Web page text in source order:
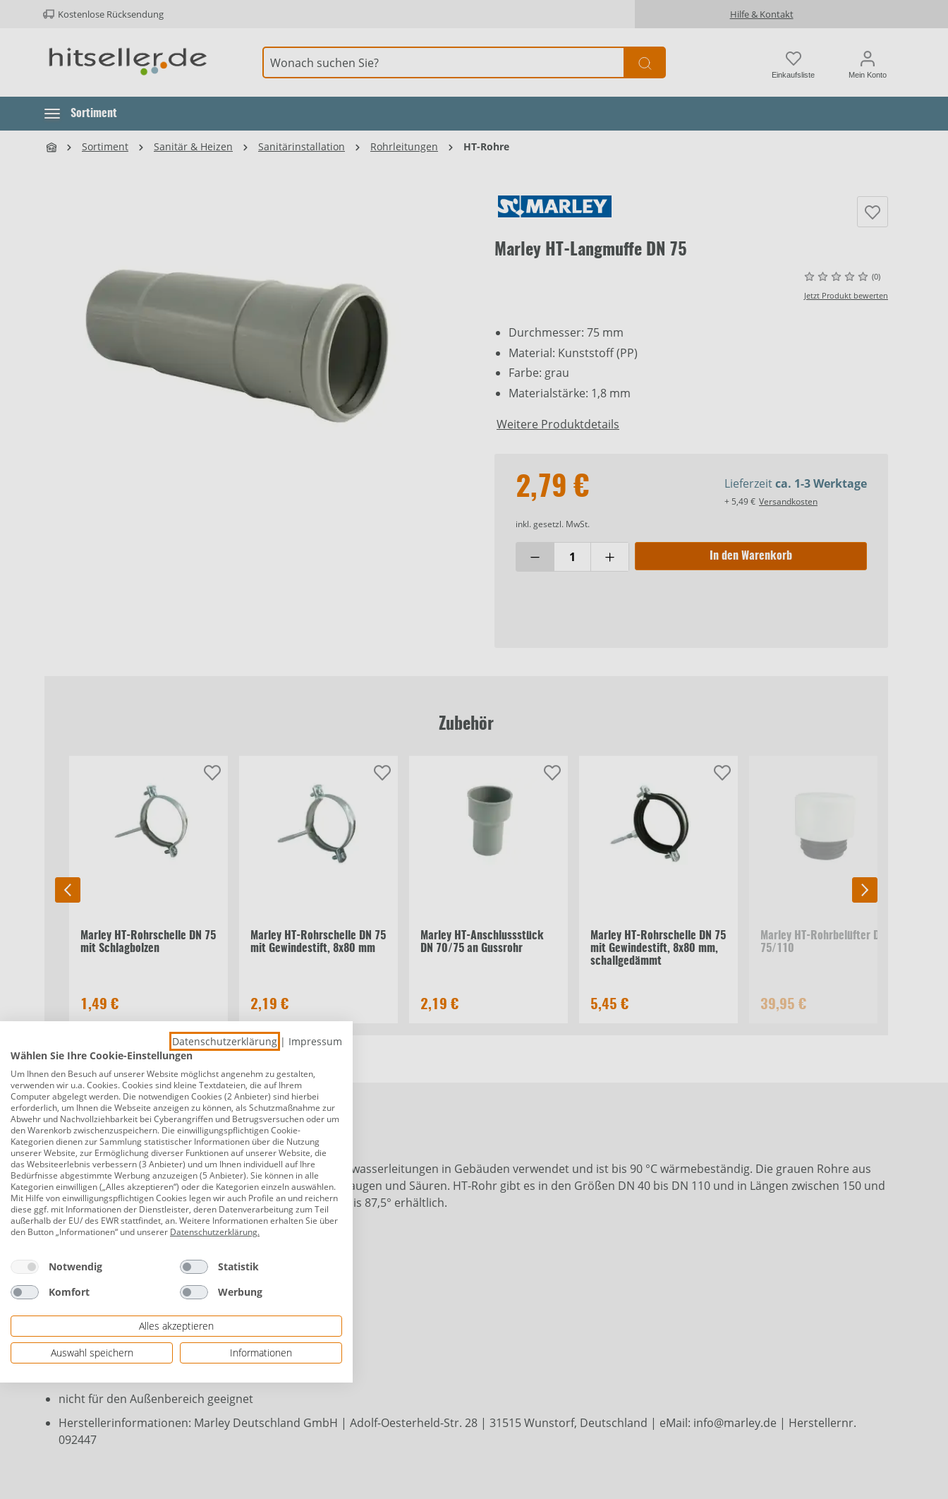
Hauptnavigation springen
Kostenlose Rücksendung Hilfe & Kontakt
Einkaufsliste Mein Konto
Sortiment
Sortiment Sanitär & Heizen Sanitärinstallation Rohrleitungen HT-Rohre
Marley HT-Langmuffe DN 75
(0)
Jetzt Produkt bewerten
Durchmesser: 75 mm
Material: Kunststoff (PP)
Farbe: grau
Materialstärke: 1,8 mm
Weitere Produktdetails
2,79 €
inkl. gesetzl. MwSt.
Lieferzeitca. 1-3 Werktage
+ 5,49 € Versandkosten
In den Warenkorb
Zubehör
Marley HT-Rohrschelle DN 75
mit Schlagbolzen
1,49 €
Marley HT-Rohrschelle DN 75
mit Gewindestift, 8x80 mm
2,19 €
Marley HT-Anschlussstück
DN 70/75 an Gussrohr
2,19 €
Marley HT-Rohrschelle DN 75
mit Gewindestift, 8x80 mm,
schallgedämmt
5,45 €
Marley HT-Rohrbelüfter DN
75/110
39,95 €
Beschreibung Bewertungen
Marley HT-Langmuffe DN 75
Produktnummer:0782141811
Hochtemperaturrohr (kurz: HT oder HT-Rohr), wird für Abwasserleitungen in Gebäuden verwendet und ist bis 90 °C wärmebeständig. Die grauen Rohre aus
Polypropylen (PP) sind außerdem resistent gegen Salze, Laugen und Säuren. HT-Rohr gibt es in den Größen DN 40 bis DN 110 und in Längen zwischen 150 und
2000 mm. Bögen und Abzweige sind mit Winkeln von 15° bis 87,5° erhältlich.
Durchmesser: 75 mm
einfach zu verlegen durch Steckmontage
für alle Abwasseranschlüsse im Haus
nicht für den Außenbereich geeignet
Herstellerinformationen: Marley Deutschland GmbH | Adolf-Oesterheld-Str. 28 | 31515 Wunstorf, Deutschland | eMail: info@marley.de | Herstellernr.
092447
Datenschutzerklärung | Impressum
Wählen Sie Ihre Cookie-Einstellungen
Um Ihnen den Besuch auf unserer Website möglichst angenehm zu gestalten,
verwenden wir u.a. Cookies. Cookies sind kleine Textdateien, die auf Ihrem
Computer abgelegt werden. Die notwendigen Cookies (2 Anbieter) sind hierbei
erforderlich, um Ihnen die Webseite anzeigen zu können, als Schutzmaßnahme zur
Abwehr und Nachvollziehbarkeit bei Cyberangriffen und Betrugsversuchen oder um
den Warenkorb zwischenzuspeichern. Die einwilligungspflichtigen Cookie-
Kategorien dienen zur Sammlung statistischer Informationen über die Nutzung
unserer Website, zur Ermöglichung diverser Funktionen auf unserer Website, die
das Websiteerlebnis verbessern (3 Anbieter) und um Ihnen individuell auf Ihre
Bedürfnisse abgestimmte Werbung anzuzeigen (5 Anbieter). Sie können in alle
Kategorien einwilligen („Alles akzeptieren“) oder die Kategorien einzeln auswählen.
Mit Hilfe von einwilligungspflichtigen Cookies legen wir auch Profile an und reichern
diese ggf. mit Informationen der Dienstleister, deren Datenverarbeitung zum Teil
außerhalb der EU/ des EWR stattfindet, an. Weitere Informationen erhalten Sie über
den Button „Informationen“ und unserer Datenschutzerklärung.
Notwendig
Statistik
Komfort
Werbung
Alles akzeptieren
Auswahl speichern
Informationen